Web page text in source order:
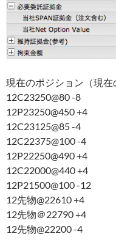
現在のポジション（現
12C23250@80 -8
12P23250@450 +4
12C23125@85 -4
12C22375@100 -4
12P22250@490 +4
12C22000@440 +4
12P21500@100 -12
12先物@22610 +4
12先物＠22790 +4
12先物@22200 -4